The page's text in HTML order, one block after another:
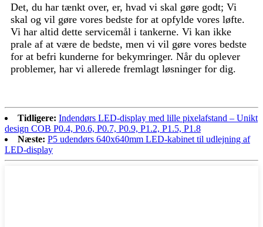
Det, du har tænkt over, er, hvad vi skal gøre godt; Vi
skal og vil gøre vores bedste for at opfylde vores løfte.
Vi har altid dette servicemål i tankerne. Vi kan ikke
prale af at være de bedste, men vi vil gøre vores bedste
for at befri kunderne for bekymringer. Når du oplever
problemer, har vi allerede fremlagt løsninger for dig.
Tidligere: Indendørs LED-display med lille pixelafstand – Unikt
design COB P0.4, P0.6, P0.7, P0.9, P1.2, P1.5, P1.8
Næste: P5 udendørs 640x640mm LED-kabinet til udlejning af
LED-display